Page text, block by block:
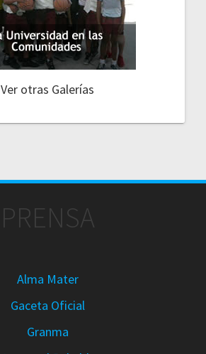
Ver otras Galerías
PRENSA
Alma Mater
Gaceta Oficial
Granma